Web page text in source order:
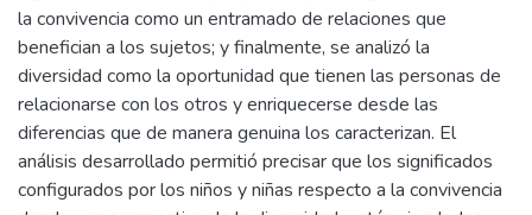
la convivencia como un entramado de relaciones que
benefician a los sujetos; y finalmente, se analizó la
diversidad como la oportunidad que tienen las personas de
relacionarse con los otros y enriquecerse desde las
diferencias que de manera genuina los caracterizan. El
análisis desarrollado permitió precisar que los significados
configurados por los niños y niñas respecto a la convivencia